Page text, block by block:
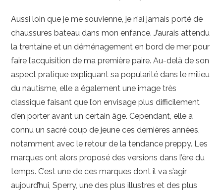
JARDIN-EXTERIEUR
Aussi loin que je me souvienne, je n’ai jamais porté de
chaussures bateau dans mon enfance. J’aurais attendu
la trentaine et un déménagement en bord de mer pour
faire l’acquisition de ma première paire. Au-delà de son
aspect pratique expliquant sa popularité dans le milieu
du nautisme, elle a également une image très
classique faisant que l’on envisage plus difficilement
d’en porter avant un certain âge. Cependant, elle a
connu un sacré coup de jeune ces dernières années,
notamment avec le retour de la tendance preppy. Les
marques ont alors proposé des versions dans l’ère du
temps. C’est une de ces marques dont il va s’agir
aujourd’hui, Sperry, une des plus illustres et des plus